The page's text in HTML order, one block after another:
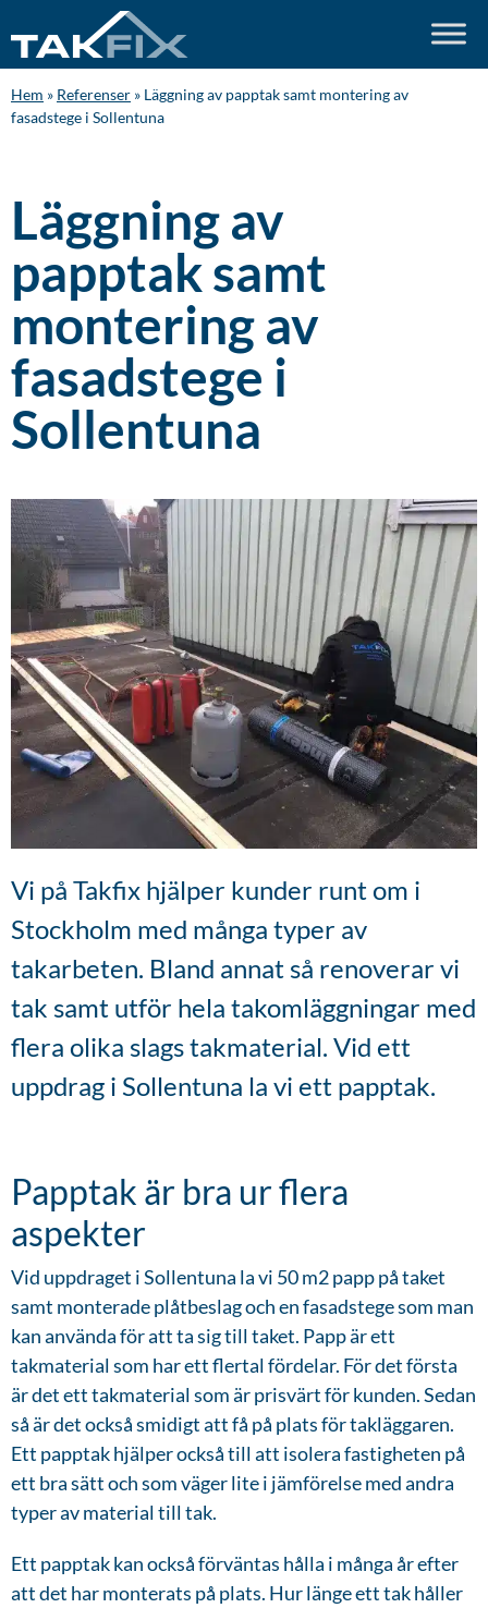
Hem » Referenser » Läggning av papptak samt montering av
fasadstege i Sollentuna
Läggning av
papptak samt
montering av
fasadstege i
Sollentuna
Vi på Takfix hjälper kunder runt om i
Stockholm med många typer av
takarbeten. Bland annat så renoverar vi
tak samt utför hela takomläggningar med
flera olika slags takmaterial. Vid ett
uppdrag i Sollentuna la vi ett papptak.
Papptak är bra ur flera
aspekter
Vid uppdraget i Sollentuna la vi 50 m2 papp på taket
samt monterade plåtbeslag och en fasadstege som man
kan använda för att ta sig till taket. Papp är ett
takmaterial som har ett flertal fördelar. För det första
är det ett takmaterial som är prisvärt för kunden. Sedan
så är det också smidigt att få på plats för takläggaren.
Ett papptak hjälper också till att isolera fastigheten på
ett bra sätt och som väger lite i jämförelse med andra
typer av material till tak.
Ett papptak kan också förväntas hålla i många år efter
att det har monterats på plats. Hur länge ett tak håller